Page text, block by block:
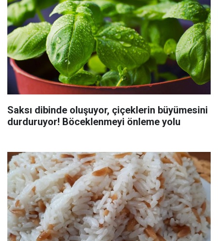
Saksı dibinde oluşuyor, çiçeklerin büyümesini
durduruyor! Böceklenmeyi önleme yolu